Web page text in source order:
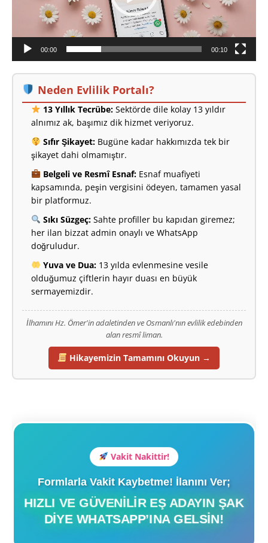
00:00 00:10
Neden Evlilik Portalı?
13 Yıllık Tecrübe:Sektörde dile kolay 13 yıldır
alnımız ak, başımız dik hizmet veriyoruz.
Sıfır Şikayet:Bugüne kadar hakkımızda tek bir
şikayet dahi olmamıştır.
Belgeli ve Resmî Esnaf:Esnaf muafiyeti
kapsamında, peşin vergisini ödeyen, tamamen yasal
bir platformuz.
Sıkı Süzgeç:Sahte profiller bu kapıdan giremez;
her ilan bizzat admin onaylı ve WhatsApp
doğruludur.
Yuva ve Dua:13 yılda evlenmesine vesile
olduğumuz çiftlerin hayır duası en büyük
sermayemizdir.
İlhamını Hz. Ömer'in adaletinden ve Osmanlı'nın evlilik edebinden
alan resmî liman.
Hikayemizin Tamamını Okuyun →
Vakit Nakittir!
Formlarla Vakit Kaybetme! İlanını Ver;
HIZLI VE GÜVENILIR EŞ ADAYIN ŞAK
DIYE WHATSAPP’INA GELSIN!